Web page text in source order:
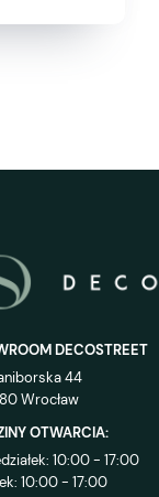
DECOSTREET
44
Wrocław
OTWARCIA:
10:00 - 17:00
10:00 - 17:00